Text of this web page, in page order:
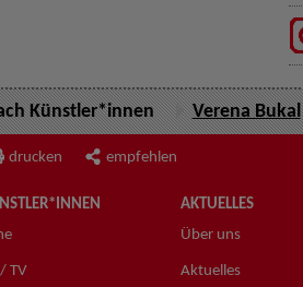
Künstler*innen Verena Bukal
drucken empfehlen
TV
AKTUELLES
Über uns
Aktuelles